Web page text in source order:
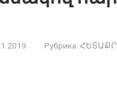
Рубрика: